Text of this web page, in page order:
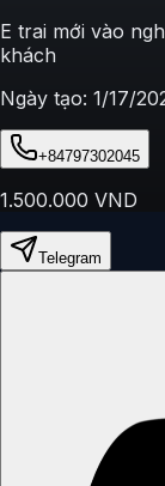
E trai mới vào
khách
Ngày tạo: 1/17/
+84797302045
1.500.000 VND
Telegram